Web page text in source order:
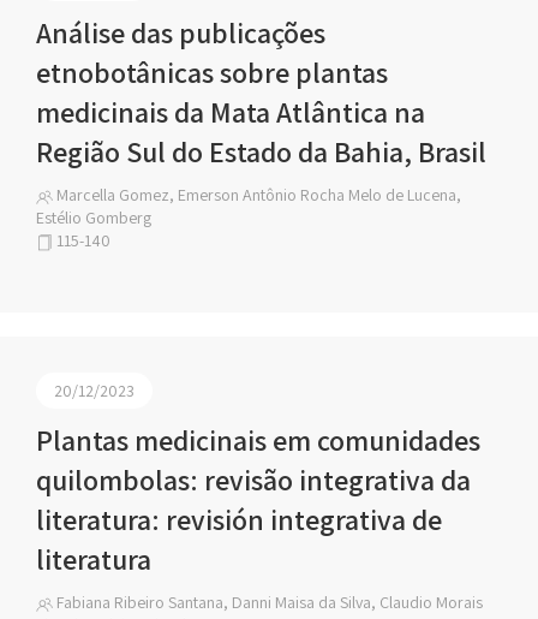
Análise das publicações
etnobotânicas sobre plantas
medicinais da Mata Atlântica na
Região Sul do Estado da Bahia, Brasil
Marcella Gomez, Emerson Antônio Rocha Melo de Lucena,
Estélio Gomberg
115-140
20/12/2023
Plantas medicinais em comunidades
quilombolas: revisão integrativa da
literatura: revisión integrativa de
literatura
Fabiana Ribeiro Santana, Danni Maisa da Silva, Claudio Morais